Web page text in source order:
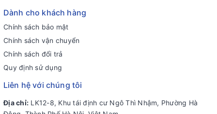
Dành cho khách hàng
Chính sách bảo mật
Chính sách vận chuyển
Chính sách đổi trả
Quy định sử dụng
Liên hệ với chúng tôi
Địa chỉ: LK12-8, Khu tái định cư Ngô Thì Nhậm, Phường Hà